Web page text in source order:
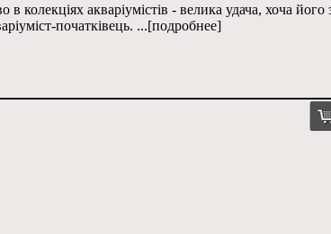
колекціях акваріумістів - велика удача, хоча його
початківець. ...[подробнее]